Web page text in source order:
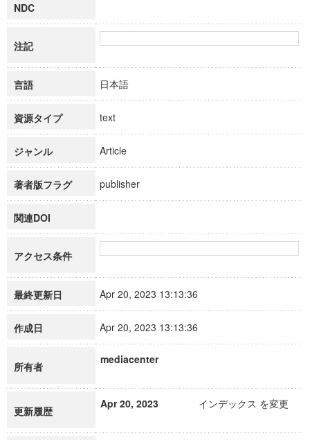
NDC
注記
言語 日本語
資源タイプ text
ジャンル Article
著者版フラグ publisher
関連DOI
アクセス条件
最終更新日 Apr 20, 2023 13:13:36
作成日 Apr 20, 2023 13:13:36
所有者
mediacenter
更新履歴
Apr 20, 2023 インデックス を変更